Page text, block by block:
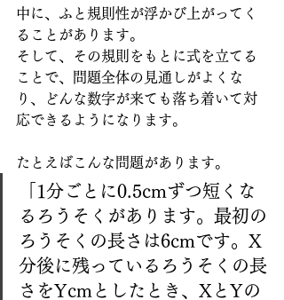
中に、ふと規則性が浮かび上がってく
ることがあります。
そして、その規則をもとに式を立てる
ことで、問題全体の見通しがよくな
り、どんな数字が来ても落ち着いて対
応できるようになります。
たとえばこんな問題があります。
「1分ごとに0.5cmずつ短くな
るろうそくがあります。最初の
ろうそくの長さは6cmです。X
分後に残っているろうそくの長
さをYcmとしたとき、XとYの